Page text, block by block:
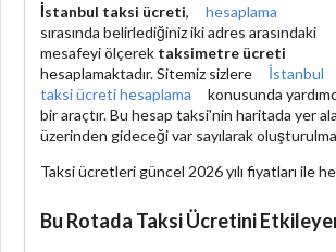
İstanbul taksi ücreti,
hesaplama
sırasında belirlediğiniz iki adres arasındaki
mesafeyi ölçerek taksimetre ücreti
hesaplamaktadır. Sitemiz sizlere
İstanbul
taksi ücreti hesaplama
konusunda
bir araçtır. Bu hesap taksi'nin haritada yer
üzerinden gideceği var sayılarak
Taksi ücretleri güncel 2026 yılı fiyatları ile
Bu Rotada Taksi Ücretini